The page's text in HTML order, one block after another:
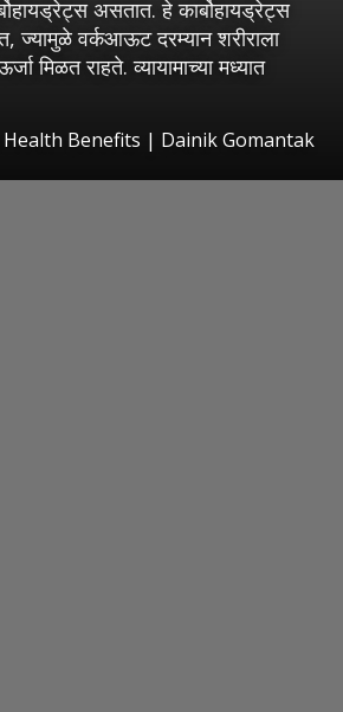
असतात. हे कार्बोहायड्रेट्स
ज्यामुळे वर्कआऊट दरम्यान शरीराला
मिळत राहते. व्यायामाच्या मध्यात
Health Benefits | Dainik Gomantak